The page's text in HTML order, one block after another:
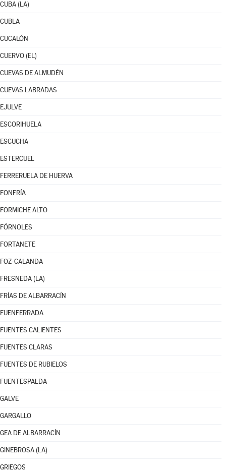
CUBA (LA)
CUBLA
CUCALÓN
CUERVO (EL)
CUEVAS DE ALMUDÉN
CUEVAS LABRADAS
EJULVE
ESCORIHUELA
ESCUCHA
ESTERCUEL
FERRERUELA DE HUERVA
FONFRÍA
FORMICHE ALTO
FÓRNOLES
FORTANETE
FOZ-CALANDA
FRESNEDA (LA)
FRÍAS DE ALBARRACÍN
FUENFERRADA
FUENTES CALIENTES
FUENTES CLARAS
FUENTES DE RUBIELOS
FUENTESPALDA
GALVE
GARGALLO
GEA DE ALBARRACÍN
GINEBROSA (LA)
GRIEGOS